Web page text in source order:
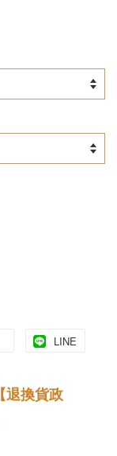
LINE
【退換貨政